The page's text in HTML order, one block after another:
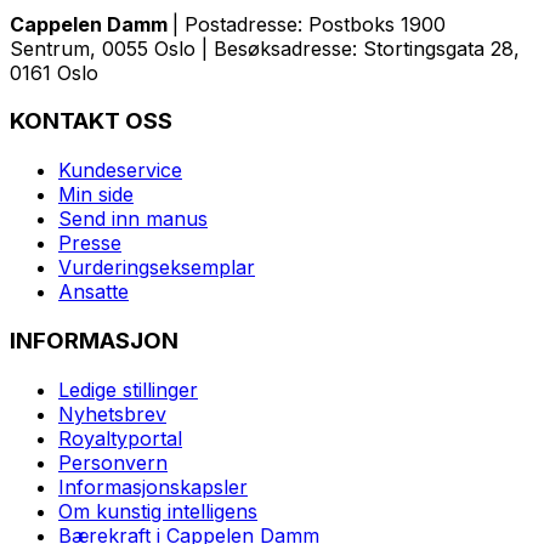
Cappelen Damm
| Postadresse: Postboks 1900
Sentrum, 0055 Oslo | Besøksadresse: Stortingsgata 28,
0161 Oslo
KONTAKT OSS
Kundeservice
Min side
Send inn manus
Presse
Vurderingseksemplar
Ansatte
INFORMASJON
Ledige stillinger
Nyhetsbrev
Royaltyportal
Personvern
Informasjonskapsler
Om kunstig intelligens
Bærekraft i Cappelen Damm